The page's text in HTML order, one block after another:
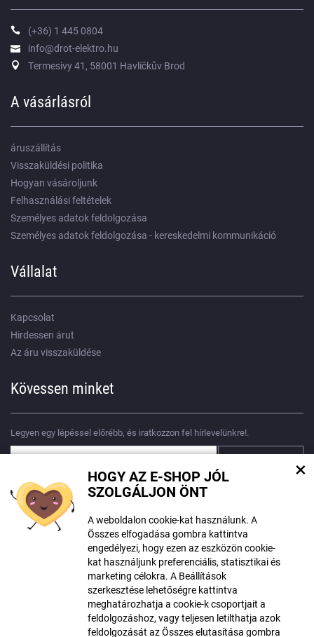
HOGY AZ E-SHOP JÓL
SZOLGÁLJON ÖNT
A weboldalon cookie-kat használunk. A
Összes elfogadása gombra kattintva
engedélyezi, hogy ezen az eszközön cookie-
kat használjunk preferenciális, statisztikai és
marketing célokra. A Beállítások
szerkesztése lehetőségre kattintva
meghatározhatja a cookie-k csoportjait a
feldolgozáshoz, vagy teljesen letilthatja azok
feldolgozását az Összes elutasítása gombra
×
(+36) 1 445 0804
info@drot-elektro.hu
Termesivy 41, 58001 Havlíčkův Brod
A vásárlásról
áruszállítás
Visszaküldési politika
Hogyan vásároljunk
Felhasználási feltételek
Személyes adatok feldolgozása
Személyes adatok feldolgozása - kereskedelmi kommunikáció
Vállalat
Kapcsolat
Hirdessen árut
Az áru visszaküldése
Kövessen minket
Legyen egy lépéssel előrébb, és iratkozzon fel hírlevelünkre!.
Egyetértek személyes adatok feldolgozásával
A tartalom létrehozásakor mesterséges intelligencia eszközöket
használhattak. További információ itt található
© Szerzői jog ECLIPSERA s.r.o.
Minden jog fentartva